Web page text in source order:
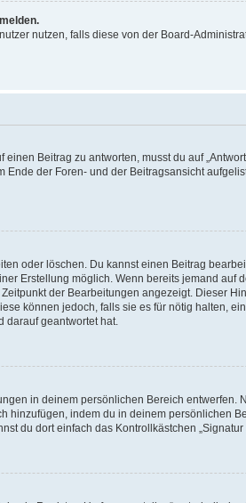
nutzen, falls diese von der Board-
Beitrag zu antworten, musst du auf
der Foren- und der Beitragsansicht
oder löschen. Du kannst einen Beitrag
Erstellung möglich. Wenn bereits jemand auf
der Bearbeitungen angezeigt. Dieser
können jedoch, falls sie es für nötig halten,
darauf geantwortet hat.
in deinem persönlichen Bereich entwerfen.
hinzufügen, indem du in deinem persönlichen
du dort einfach das Kontrollkästchen „Signatur